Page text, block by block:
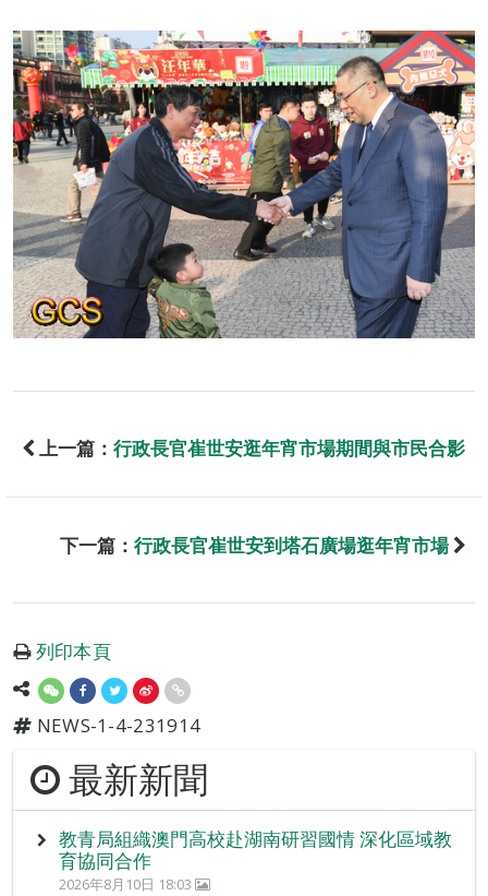
上一篇： 行政長官崔世安逛年宵市場期間與市民合影
下一篇： 行政長官崔世安到塔石廣場逛年宵市場
列印本頁
NEWS-1-4-231914
最新新聞
教青局組織澳門高校赴湖南研習國情 深化區域教
育協同合作
2026年8月10日 18:03